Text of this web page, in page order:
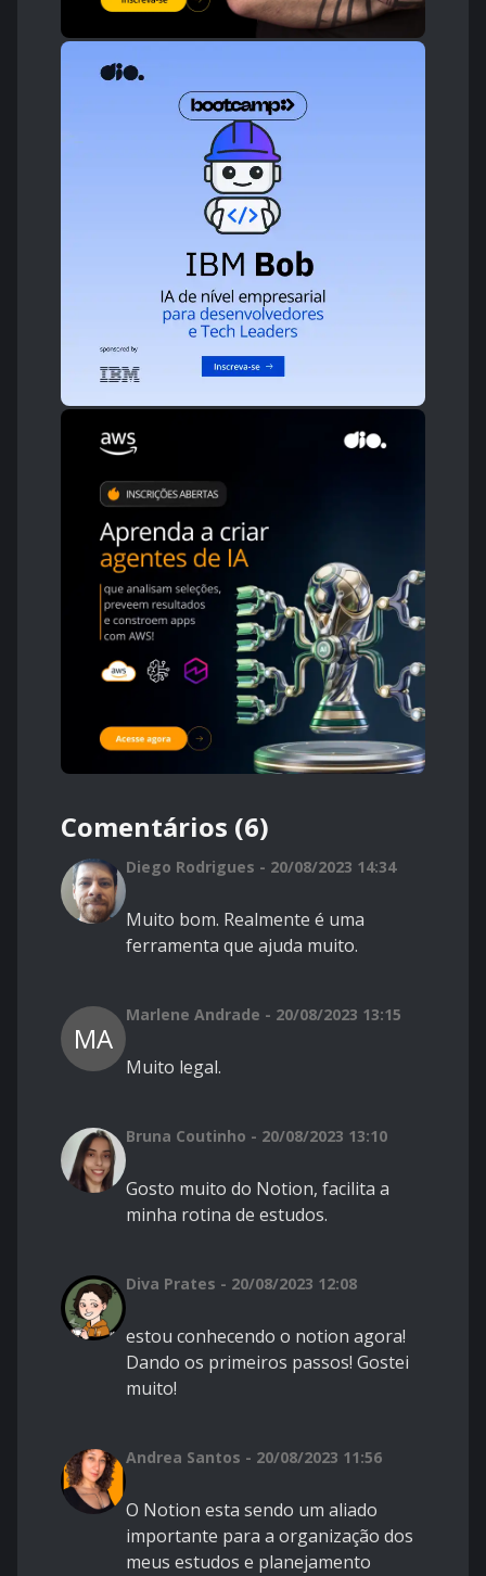
Comentários (6)
Diego Rodrigues - 20/08/2023 14:34
Muito bom. Realmente é uma
ferramenta que ajuda muito.
MA
Marlene Andrade - 20/08/2023 13:15
Muito legal.
Bruna Coutinho - 20/08/2023 13:10
Gosto muito do Notion, facilita a
minha rotina de estudos.
Diva Prates - 20/08/2023 12:08
estou conhecendo o notion agora!
Dando os primeiros passos! Gostei
muito!
Andrea Santos - 20/08/2023 11:56
O Notion esta sendo um aliado
importante para a organização dos
meus estudos e planejamento